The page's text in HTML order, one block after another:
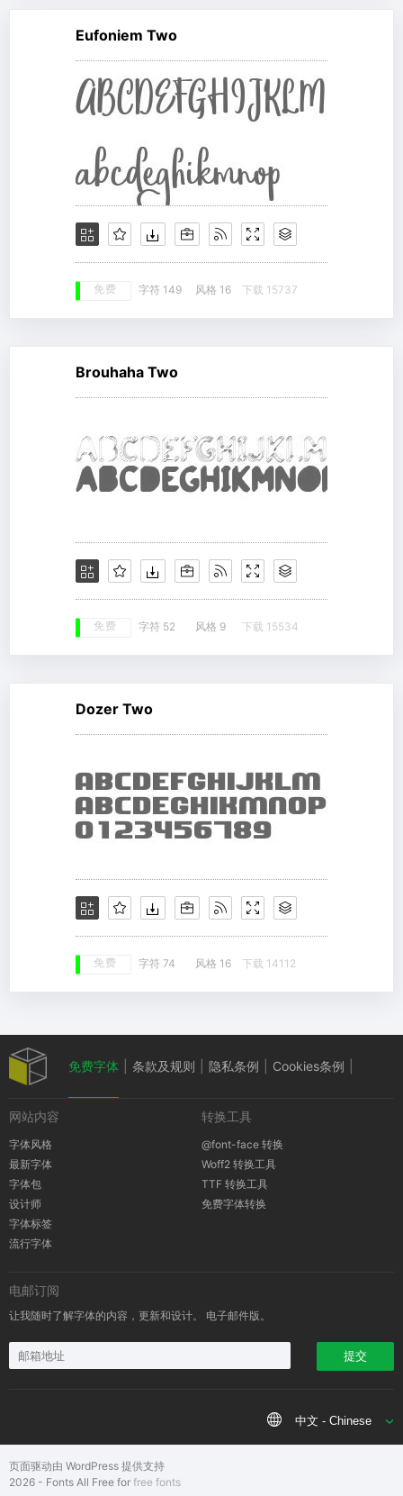
Eufoniem Two
免费 字符 149 风格 16 下载 15737
Brouhaha Two
免费 字符 52 风格 9 下载 15534
Dozer Two
免费 字符 74 风格 16 下载 14112
免费字体 条款及规则 隐私条例 Cookies条例
网站内容
字体风格
最新字体
字体包
设计师
字体标签
流行字体
转换工具
@font-face 转换
Woff2 转换工具
TTF 转换工具
免费字体转换
电邮订阅
让我随时了解字体的内容，更新和设计。 电子邮件版。
提交
中文 - Chinese
页面驱动由 WordPress 提供支持
2026 - Fonts All Free for free fonts